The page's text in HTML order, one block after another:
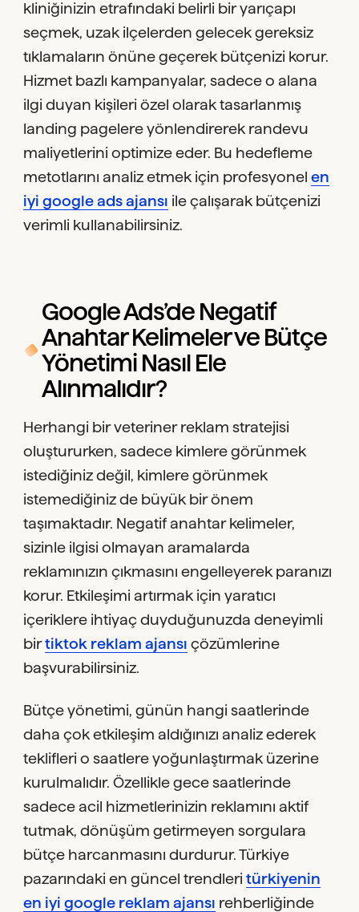
kliniğinizin etrafındaki belirli bir yarıçapı
seçmek, uzak ilçelerden gelecek gereksiz
tıklamaların önüne geçerek bütçenizi korur.
Hizmet bazlı kampanyalar, sadece o alana
ilgi duyan kişileri özel olarak tasarlanmış
landing pagelere yönlendirerek randevu
maliyetlerini optimize eder. Bu hedefleme
metotlarını analiz etmek için profesyonelen
iyi google ads ajansı ile çalışarak bütçenizi
verimli kullanabilirsiniz.
Google Ads’de Negatif
Anahtar Kelimeler ve Bütçe
Yönetimi Nasıl Ele
Alınmalıdır?
Herhangi bir veteriner reklam stratejisi
oluştururken, sadece kimlere görünmek
istediğiniz değil, kimlere görünmek
istemediğiniz de büyük bir önem
taşımaktadır. Negatif anahtar kelimeler,
sizinle ilgisi olmayan aramalarda
reklamınızın çıkmasını engelleyerek paranızı
korur. Etkileşimi artırmak için yaratıcı
içeriklere ihtiyaç duyduğunuzda deneyimli
birtiktok reklam ajansı çözümlerine
başvurabilirsiniz.
Bütçe yönetimi, günün hangi saatlerinde
daha çok etkileşim aldığınızı analiz ederek
teklifleri o saatlere yoğunlaştırmak üzerine
kurulmalıdır. Özellikle gece saatlerinde
sadece acil hizmetlerinizin reklamını aktif
tutmak, dönüşüm getirmeyen sorgulara
bütçe harcanmasını durdurur. Türkiye
pazarındaki en güncel trendleritürkiyenin
en iyi google reklam ajansı rehberliğinde